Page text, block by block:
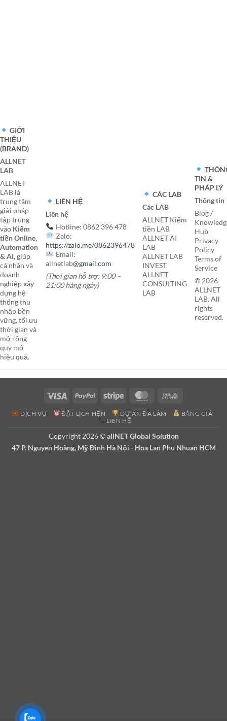
GIỚI
THIỆU
(BRAND)
ALLNET
LAB
ALLNET
LAB là
trung tâm
giải pháp
tập trung
vào Kiếm
tiền Online,
Automation
& AI, giúp
cá nhân và
doanh
nghiệp xây
dựng hệ
thống thu
nhập bền
vững, tối ưu
thời gian và
mở rộng
quy mô
hiệu quả.
LIÊN HỆ
Liên hệ
Hotline: 0862 396 478
Zalo:
https://zalo.me/0862396478
Email:
allnetlab@gmail.com
(Thời gian hỗ trợ: 9:00 –
21:00 hàng ngày)
CÁC LAB
Các LAB
ALLNET Kiếm
tiền LAB
ALLNET AI
LAB
ALLNET LAB
INVEST
ALLNET
CONSULTING
LAB
TIN &
PHÁP LÝ
Thông tin
Blog /
Hub
Privacy
Policy
Terms of
Service
© 2026
ALLNET
LAB. All
rights
reserved.
Visa PayPal Stripe MasterCard
Delivery
DỊCH VỤ ĐẶT LỊCH HẸN DỰ ÁN ĐÃ LÀM
BẢNG GIÁ
LIÊN HỆ
Copyright 2026 ©allNET Global Solution
47 P. Nguyen Hoàng, Mỹ Đình Hà Nội - Hoa Lan Phu Nhuan HCM